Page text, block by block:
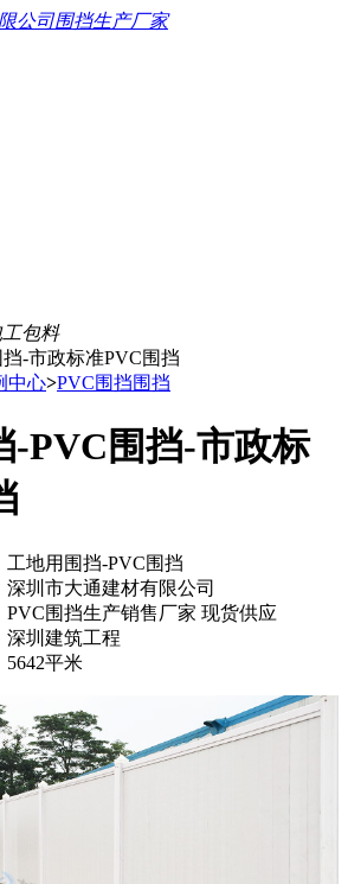
包料
中心>PVC围挡围挡
-PVC围挡-市政标
工地用围挡-PVC围挡
圳市大通建材有限公司
PVC围挡生产销售厂家 现货供应
深圳建筑工程
平米